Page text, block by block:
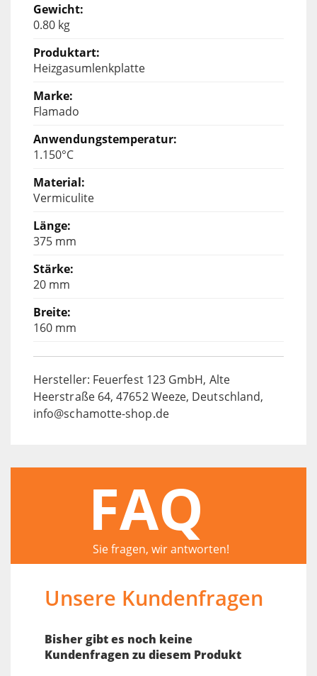
0.80 kg
Heizgasumlenkplatte
Flamado
1.150°C
Vermiculite
375 mm
20 mm
160 mm
Hersteller: Feuerfest 123 GmbH, Alte
Heerstraße 64, 47652 Weeze, Deutschland,
info@schamotte-shop.de
FAQ
Sie fragen, wir antworten!
Unsere Kundenfragen
Bisher gibt es noch keine
Kundenfragen zu diesem Produkt